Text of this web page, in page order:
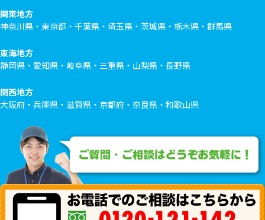
関東地方
神奈川県・東京都・千葉県・埼玉県・茨城県・栃木県・群馬県
東海地方
静岡県・愛知県・岐阜県・三重県・山梨県・長野県
関西地方
大阪府・兵庫県・滋賀県・京都府・奈良県・和歌山県